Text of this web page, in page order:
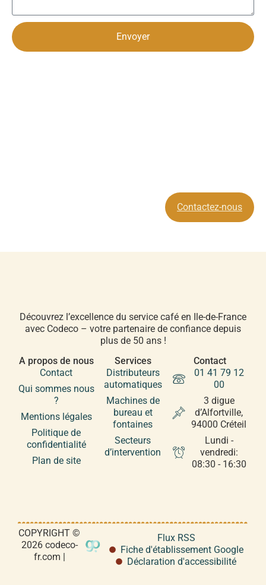
Envoyer
Contactez-nous
A propos de nous
Contact
Qui sommes nous
?
Mentions légales
Politique de
confidentialité
Plan de site
Services
Distributeurs
automatiques
Machines de
bureau et
fontaines
Secteurs
d’intervention
Contact
01 41 79 12
00
3 digue
d’Alfortville,
94000 Créteil
Lundi -
vendredi:
08:30 - 16:30
Découvrez l’excellence du service café en Ile-de-France
avec Codeco – votre partenaire de confiance depuis
plus de 50 ans !
COPYRIGHT ©
2026 codeco-
fr.com |
Flux RSS
Fiche d'établissement Google
Déclaration d'accessibilité